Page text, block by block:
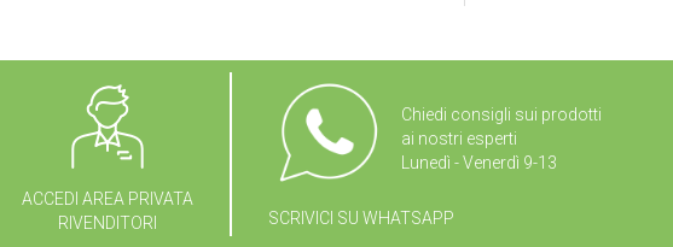
ACCEDI AREA PRIVATA
RIVENDITORI
Chiedi consigli sui prodotti
ai nostri esperti
Lunedì - Venerdì 9-13
SCRIVICI SU WHATSAPP